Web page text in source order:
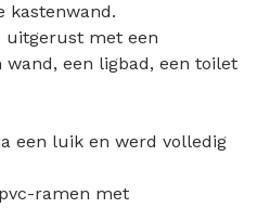
kastenwand.
uitgerust met een
een ligbad, een toilet
een luik en werd volledig
ramen met